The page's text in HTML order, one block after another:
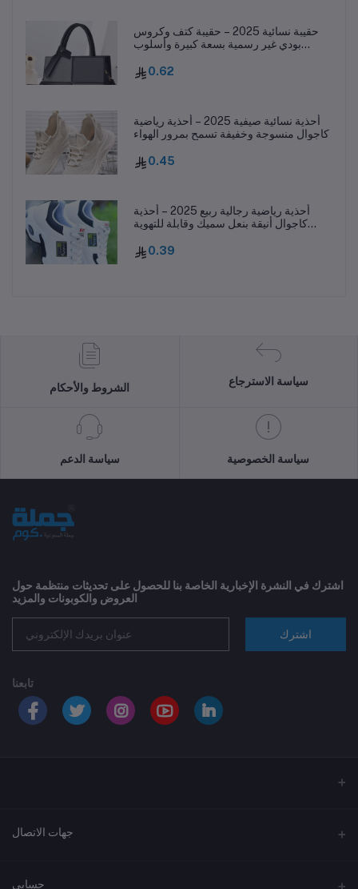
حقيبة نسائية 2025 – حقيبة كتف وكروس
بودي غير رسمية بسعة كبيرة وأسلوب
0.62
أحذية نسائية صيفية 2025 – أحذية رياضية
كاجوال منسوجة وخفيفة تسمح بمرور الهواء
0.45
أحذية رياضية رجالية ربيع 2025 – أحذية
كاجوال أنيقة بنعل سميك وقابلة للتهوية
0.39
الشروط والأحكام
سياسة الاسترجاع
سياسة الدعم سياسة الخصوصية
اشترك في النشرة الإخبارية الخاصة بنا للحصول على تحديثات منتظمة حول
العروض والكوبونات والمزيد
اشترك
تابعنا
جهات الاتصال
العنوان
حسابي